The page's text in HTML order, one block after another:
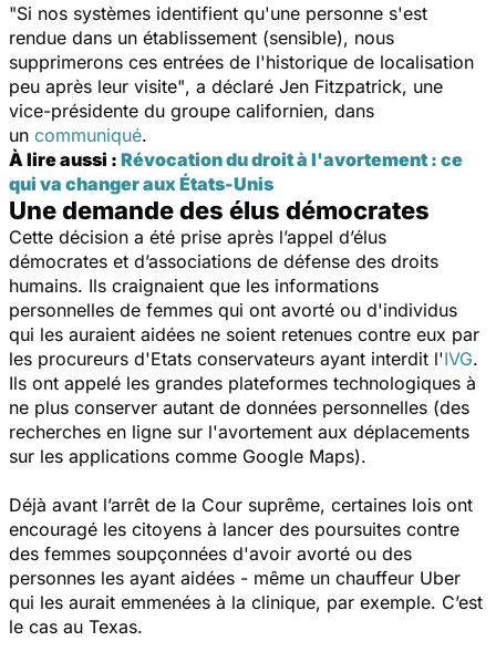
"Si nos systèmes identifient qu'une personne s'est
rendue dans un établissement (sensible), nous
supprimerons ces entrées de l'historique de localisation
peu après leur visite", a déclaré Jen Fitzpatrick, une
vice-présidente du groupe californien, dans
un communiqué.
À lire aussi : Révocation du droit à l'avortement : ce
qui va changer aux États-Unis
Une demande des élus démocrates
Cette décision a été prise après l’appel d’élus
démocrates et d’associations de défense des droits
humains. Ils craignaient que les informations
personnelles de femmes qui ont avorté ou d'individus
qui les auraient aidées ne soient retenues contre eux par
les procureurs d'Etats conservateurs ayant interdit l'IVG.
Ils ont appelé les grandes plateformes technologiques à
ne plus conserver autant de données personnelles (des
recherches en ligne sur l'avortement aux déplacements
sur les applications comme Google Maps).
Déjà avant l’arrêt de la Cour suprême, certaines lois ont
encouragé les citoyens à lancer des poursuites contre
des femmes soupçonnées d'avoir avorté ou des
personnes les ayant aidées - même un chauffeur Uber
qui les aurait emmenées à la clinique, par exemple. C’est
le cas au Texas.